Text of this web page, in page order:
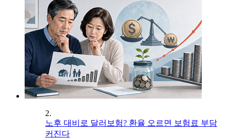
2.
노후 대비로 달러보험? 환율 오르면 보험료 부담
커진다